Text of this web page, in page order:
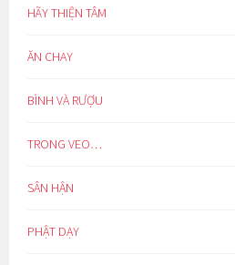
HÃY THIỆN TÂM
ĂN CHAY
BÌNH VÀ RƯỢU
TRONG VEO…
SÂN HẬN
PHẬT DẠY